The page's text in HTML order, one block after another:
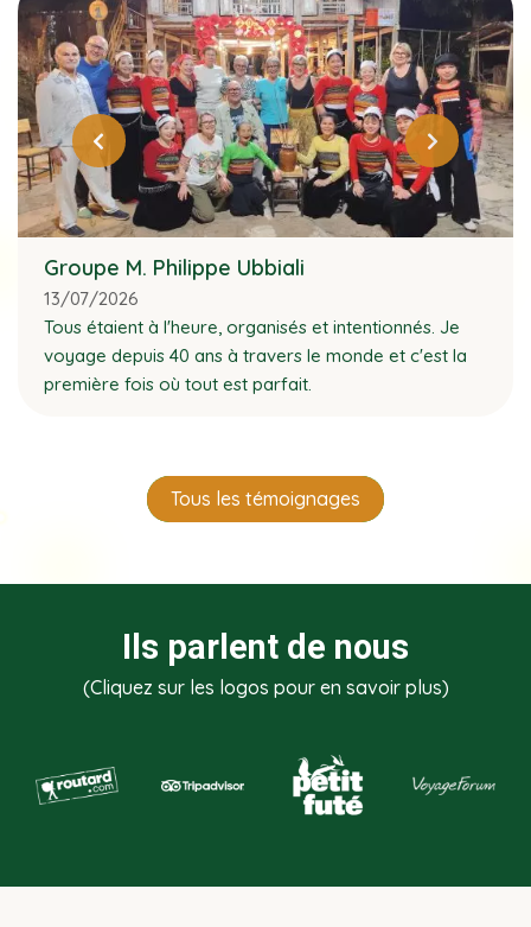
Groupe M. Philippe Ubbiali
13/07/2026
Tous étaient à l'heure, organisés et intentionnés. Je
voyage depuis 40 ans à travers le monde et c'est la
première fois où tout est parfait.
Tous les témoignages
Ils parlent de nous
(Cliquez sur les logos pour en savoir plus)